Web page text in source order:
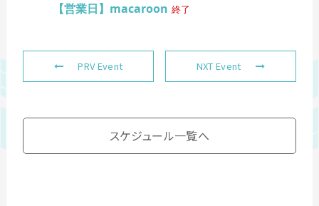
【営業日】macaroon 終了
PRV Event NXT Event
スケジュール一覧へ